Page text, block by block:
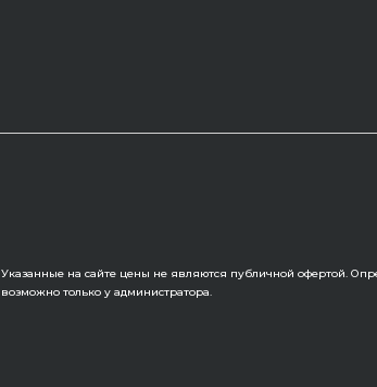
Указанные на сайте цены не являются публичной офертой.
возможно только у администратора.